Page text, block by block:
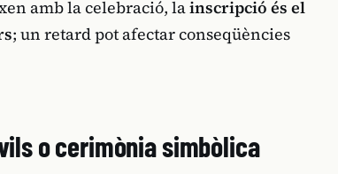
amb la celebració, lainscripció és el
; un retard pot afectar conseqüències
o cerimònia simbòlica